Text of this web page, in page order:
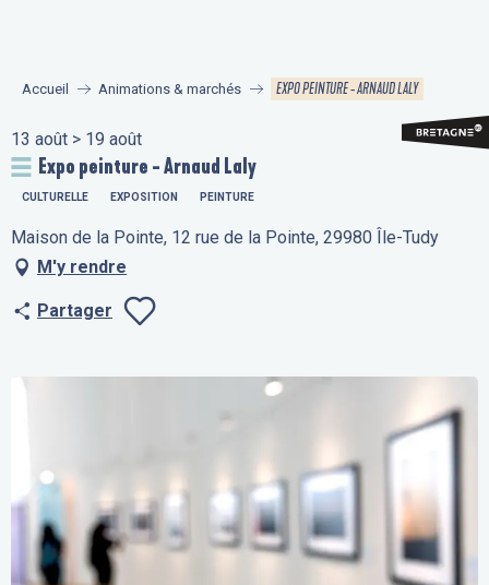
principal
Accueil Animations & marchés EXPO PEINTURE - ARNAUD LALY
13 août > 19 août
Expo peinture - Arnaud Laly
CULTURELLE EXPOSITION PEINTURE
Maison de la Pointe, 12 rue de la Pointe, 29980 Île-Tudy
M'y rendre
Partager